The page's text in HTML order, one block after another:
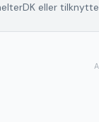
eller